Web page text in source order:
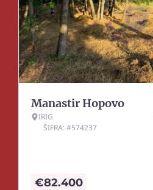
Manastir Hopovo
IRIG
ŠIFRA: #574237
€82.400